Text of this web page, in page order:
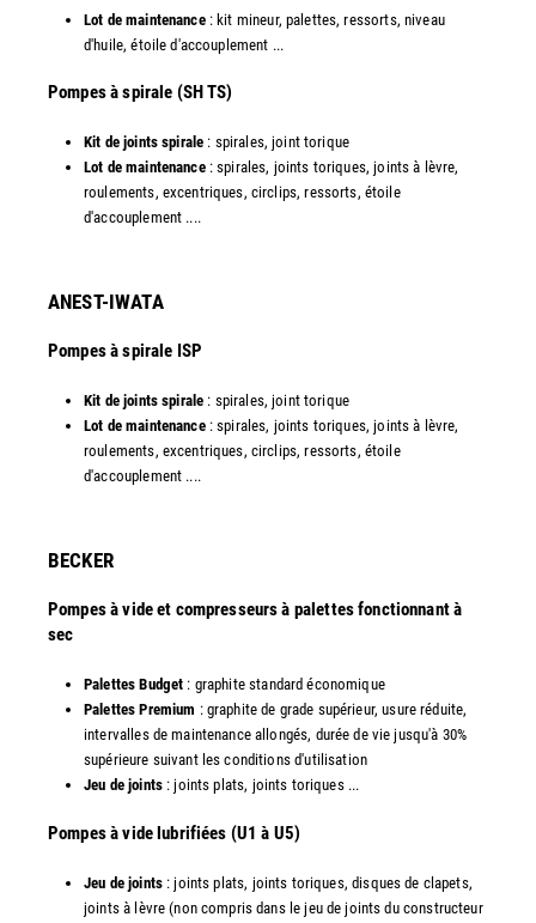
Lot de maintenance: kit mineur, palettes, ressorts, niveau
d'huile, étoile d'accouplement ...​
​Pompes à spirale (SH TS)
Kit de joints spirale : spirales, joint torique
Lot de maintenance: spirales, joints toriques, joints à lèvre,
roulements, excentriques, circlips, ressorts, étoile
d'accouplement ....​
ANEST-IWATA
Pompes à spirale ISP
Kit de joints spirale : spirales, joint torique
Lot de maintenance: spirales, joints toriques, joints à lèvre,
roulements, excentriques, circlips, ressorts, étoile
d'accouplement ....
​BECKER
Pompes à vide et compresseurs à palettes fonctionnant à
sec
Palettes Budget : graphite standard économique
Palettes Premium : graphite de grade supérieur, usure réduite,
intervalles de maintenance allongés, durée de vie jusqu'à 30%
supérieure suivant les conditions d'utilisation
Jeu de joints: joints plats, joints toriques ...
​Pompes à vide lubrifiées (U1 à U5)
Jeu de joints: joints plats, joints toriques, disques de clapets,
joints à lèvre (non compris dans le jeu de joints du constructeur